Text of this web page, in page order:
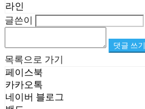
라인
글쓴이
댓글 쓰기
목록으로 가기
페이스북
카카오톡
네이버 블로그